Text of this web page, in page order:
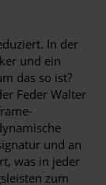
In der
und ein
das so ist?
Feder Walter
und an
was in jeder
zum